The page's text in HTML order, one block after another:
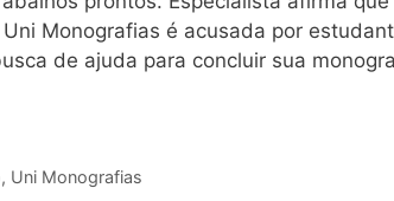
Monografias é acusada por
de ajuda para concluir sua
, Uni Monografias